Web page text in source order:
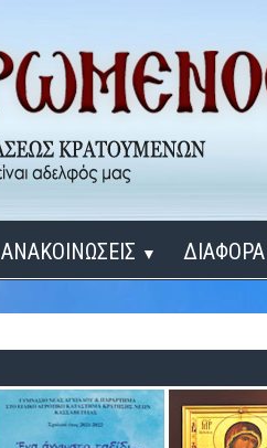
ΑΝΑΚΟΙΝΩΣΕΙΣ ▼
ΔΙΔΑΞΟΝ ΜΕ, ΚΥΡΙΕ
ΔΙΑΦΟΡΑ